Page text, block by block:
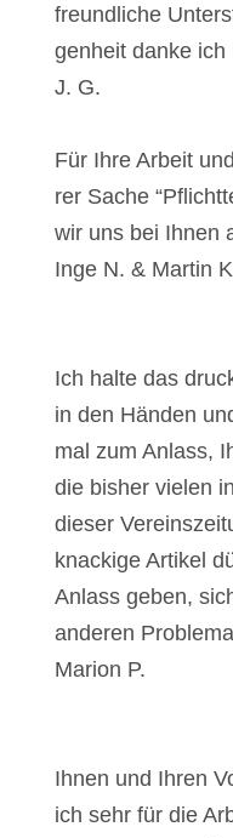
freund­li­che
gen­heit dan­ke ich
J. G.
Für Ihre Arbeit
rer Sache
wir uns bei Ihnen
Inge N. & Mar­tin
Ich hal­te das
in den Hän­den
mal zum Anlass,
die bis­her vie­len
die­ser
kna­cki­ge Arti­kel
Anlass geben,
ande­ren
Mari­on P.
Ihnen und Ihren
ich sehr für die